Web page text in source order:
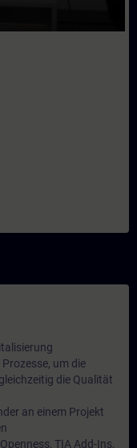
um die
die Qualität
an einem Projekt
TIA Add-Ins,